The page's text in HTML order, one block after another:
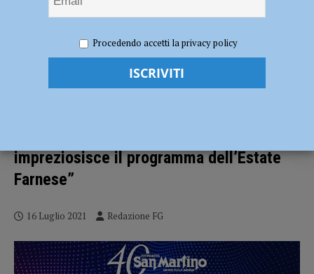
2021 Insieme, tutti gli appuntamenti del fine settimana. Papamarenghi:
“Rassegna che impreziosisce il programma dell’Estate Farnese”
Stralunà 2021 Insieme, tutti gli
impreziosisce il programma dell’Estate
Farnese”
16 Luglio 2021 Redazione FG
Procedendo accetti la privacy policy